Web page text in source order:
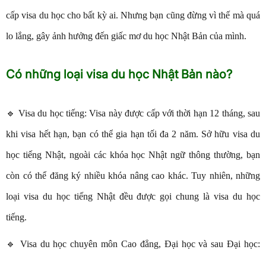
cấp visa du học cho bất kỳ ai. Nhưng bạn cũng đừng vì thế mà quá
lo lắng, gây ảnh hưởng đến giấc mơ du học Nhật Bản của mình.
Có những loại visa du học Nhật Bản nào?
🔹 Visa du học tiếng: Visa này được cấp với thời hạn 12 tháng, sau
khi visa hết hạn, bạn có thể gia hạn tối đa 2 năm. Sở hữu visa du
học tiếng Nhật, ngoài các khóa học Nhật ngữ thông thường, bạn
còn có thể đăng ký nhiều khóa nâng cao khác. Tuy nhiên, những
loại visa du học tiếng Nhật đều được gọi chung là visa du học
tiếng.
🔹 Visa du học chuyên môn Cao đẳng, Đại học và sau Đại học: